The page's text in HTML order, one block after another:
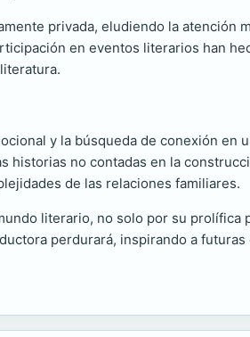
privada, eludiendo la atención
en eventos literarios han
y la búsqueda de conexión en
historias no contadas en la
de las relaciones familiares.
literario, no solo por su
perdurará, inspirando a